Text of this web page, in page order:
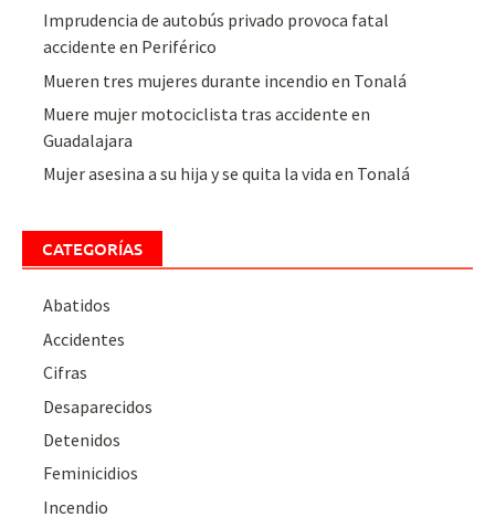
Imprudencia de autobús privado provoca fatal
accidente en Periférico
Mueren tres mujeres durante incendio en Tonalá
Muere mujer motociclista tras accidente en
Guadalajara
Mujer asesina a su hija y se quita la vida en Tonalá
CATEGORÍAS
Abatidos
Accidentes
Cifras
Desaparecidos
Detenidos
Feminicidios
Incendio